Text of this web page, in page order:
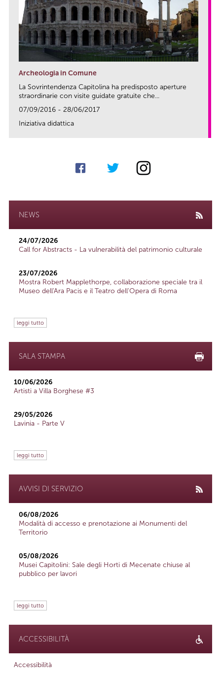
Archeologia in Comune
La Sovrintendenza Capitolina ha predisposto aperture
straordinarie con visite guidate gratuite che...
07/09/2016 - 28/06/2017
Iniziativa didattica
NEWS
24/07/2026
Call for Abstracts - La vulnerabilità del patrimonio culturale
23/07/2026
Mostra Robert Mapplethorpe, collaborazione speciale tra il
Museo dell'Ara Pacis e il Teatro dell'Opera di Roma
leggi tutto
SALA STAMPA
10/06/2026
Artisti a Villa Borghese #3
29/05/2026
Lavinia - Parte V
leggi tutto
AVVISI DI SERVIZIO
06/08/2026
Modalità di accesso e prenotazione ai Monumenti del
Territorio
05/08/2026
Musei Capitolini: Sale degli Horti di Mecenate chiuse al
pubblico per lavori
leggi tutto
ACCESSIBILITÀ
Accessibilità